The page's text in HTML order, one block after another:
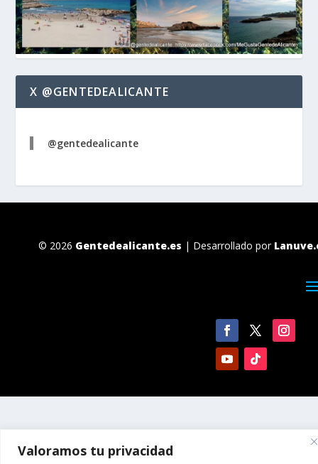
Valoramos tu privacidad
X @GENTEDEALICANTE
@gentedealicante
© 2026 Gentedealicante.es | Desarrollado por